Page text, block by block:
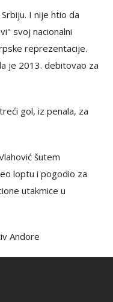
I nije htio da
svoj nacionalni
reprezentacije.
je 2013. debitovao za
gol, iz penala, za
šutem
loptu i pogodio za
utakmice u
Andore